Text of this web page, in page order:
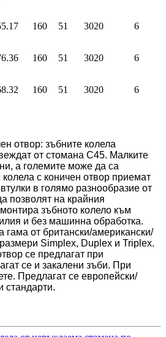
160 51 3020 6
160 51 3020 6
160 51 3020 6
отвор: зъбните колела
от стомана C45. Малките
а големите може да са
с коничен отвор приемат
в голямо разнообразие от
позволят на крайния
зъбното колело към
и без машинна обработка.
гама от британски/американски/
Simplex, Duplex и Triplex.
се предлагат при
се и закалени зъби. При
Предлагат се европейски/
стандарти.